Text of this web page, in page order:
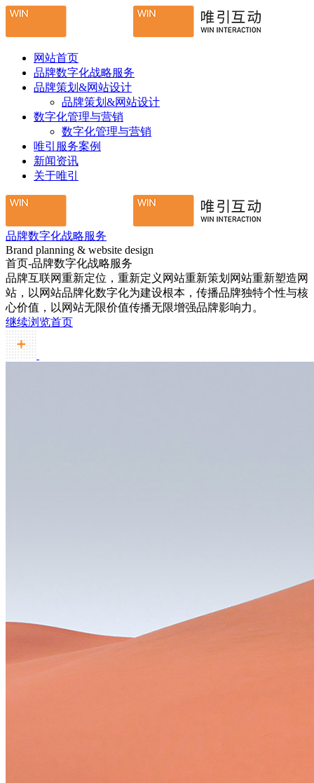
网站首页
品牌数字化战略服务
品牌策划&网站设计
品牌策划&网站设计
数字化管理与营销
数字化管理与营销
唯引服务案例
新闻资讯
关于唯引
品牌数字化战略服务
Brand planning & website design
首页-品牌数字化战略服务
品牌互联网重新定位，重新定义网站重新策划网站重新塑造网
站，以网站品牌化数字化为建设根本，传播品牌独特个性与核
心价值，以网站无限价值传播无限增强品牌影响力。
继续浏览首页